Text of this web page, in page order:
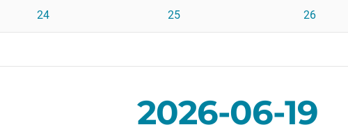
24 25 26
2026-06-19